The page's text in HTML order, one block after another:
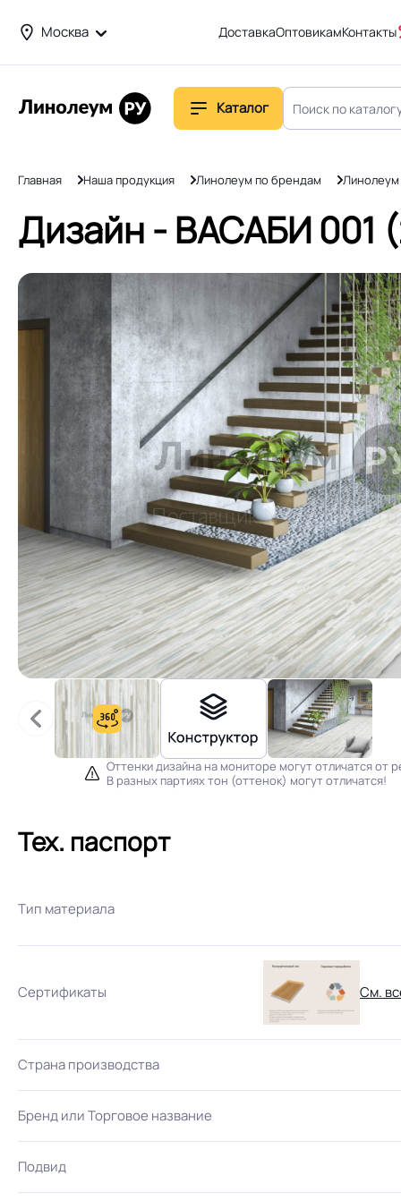
Москва ДоставкаОптовикамКонтакты
Каталог
Главная Наша продукция Линолеум по брендам Линолеум
Дизайн - ВАСАБИ 001
Оттенки дизайна на мониторе могут отличатся от
В разных партиях тон (оттенок) могут отличатся!
Тех. паспорт
Тип материала
Сертификаты См.
Страна производства
Бренд или Торговое название
Подвид